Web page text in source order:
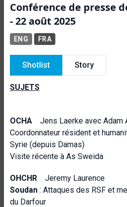
Conférence de presse
- 22 août 2025
ENG FRA
Shotlist Story
SUJETS
OCHA Jens Laerke avec Adam
Coordonnateur résident et
Syrie (depuis Damas)
Visite récente à As Sweida
OHCHR Jeremy Laurence
Soudan : Attaques des RSF et
du Darfour